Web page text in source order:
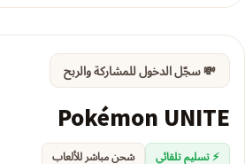
💸 سجّل الدخول للمشاركة والربح
Pokémon UNITE
⚡ تسليم تلقائي شحن مباشر للألعاب